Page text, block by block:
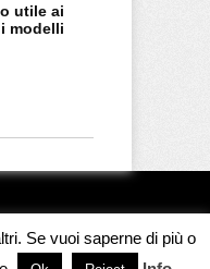
utile ai
modelli
Se vuoi saperne di più o